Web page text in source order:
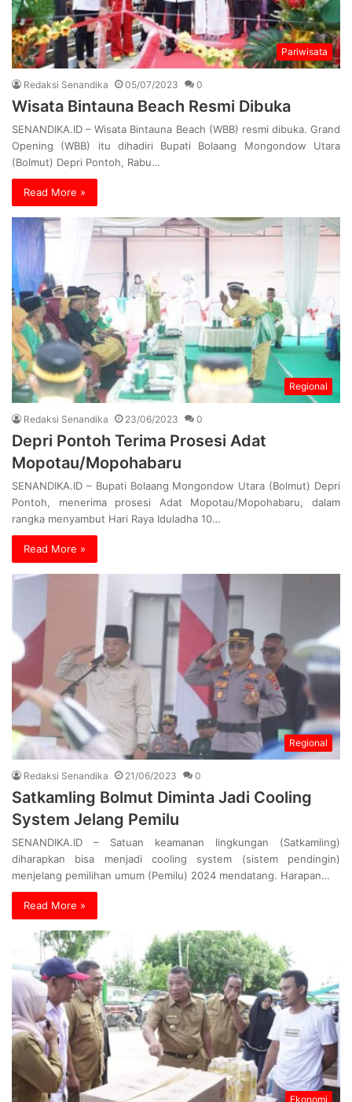
Pariwisata
Redaksi Senandika 05/07/2023 0
Wisata Bintauna Beach Resmi Dibuka
SENANDIKA.ID – Wisata Bintauna Beach (WBB) resmi dibuka. Grand
Opening (WBB) itu dihadiri Bupati Bolaang Mongondow Utara
(Bolmut) Depri Pontoh, Rabu…
Read More »
Regional
Redaksi Senandika 23/06/2023 0
Depri Pontoh Terima Prosesi Adat
Mopotau/Mopohabaru
SENANDIKA.ID – Bupati Bolaang Mongondow Utara (Bolmut) Depri
Pontoh, menerima prosesi Adat Mopotau/Mopohabaru, dalam
rangka menyambut Hari Raya Iduladha 10…
Read More »
Regional
Redaksi Senandika 21/06/2023 0
Satkamling Bolmut Diminta Jadi Cooling
System Jelang Pemilu
SENANDIKA.ID – Satuan keamanan lingkungan (Satkamling)
diharapkan bisa menjadi cooling system (sistem pendingin)
menjelang pemilihan umum (Pemilu) 2024 mendatang. Harapan…
Read More »
Ekonomi